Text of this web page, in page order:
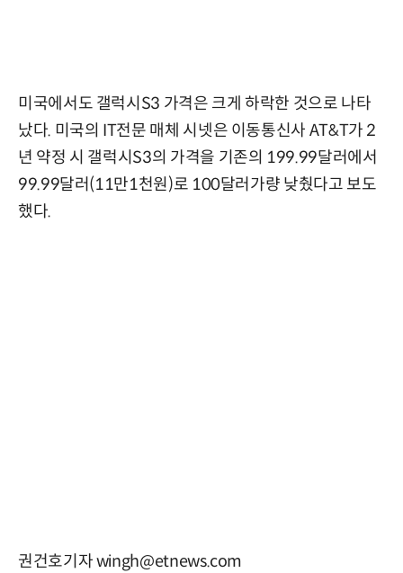
미국에서도 갤럭시S3 가격은 크게 하락한 것으로 나타
났다. 미국의 IT전문 매체 시넷은 이동통신사 AT&T가 2
년 약정 시 갤럭시S3의 가격을 기존의 199.99달러에서
99.99달러(11만1천원)로 100달러가량 낮췄다고 보도
했다.
권건호기자 wingh@etnews.com